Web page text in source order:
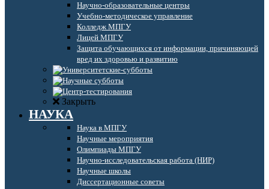
Научно-образовательные центры
Учебно-методическое управление
Колледж МПГУ
Лицей МПГУ
Защита обучающихся от информации, причиняющей
вред их здоровью и развитию
Закрыть
НАУКА
Наука в МПГУ
Научные мероприятия
Олимпиады МПГУ
Научно-исследовательская работа (НИР)
Научные школы
Диссертационные советы